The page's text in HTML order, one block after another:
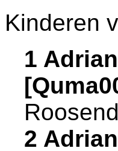
Kinderen
1
2